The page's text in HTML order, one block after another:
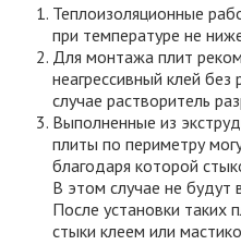
Теплоизоляционные
при температуре не
Для монтажа плит
неагрессивный клей
случае растворитель
Выполненные из
плиты по периметру
благодаря которой
В этом случае не будут
После установки таких
стыки клеем или